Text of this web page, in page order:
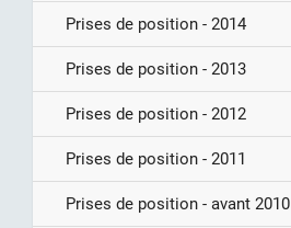
Prises de position - 2014
Prises de position - 2013
Prises de position - 2012
Prises de position - 2011
Prises de position - avant 2010